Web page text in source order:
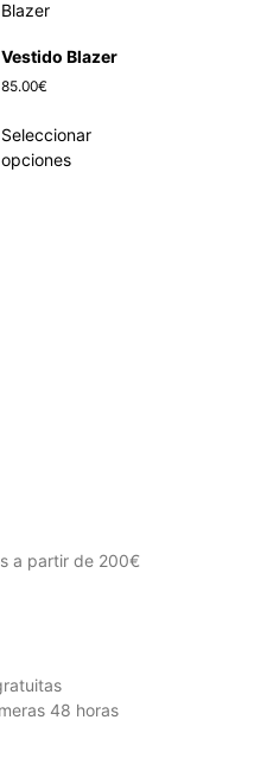
Vestido Blazer
85.00€
Seleccionar
opciones
a partir de 200€
48 horas